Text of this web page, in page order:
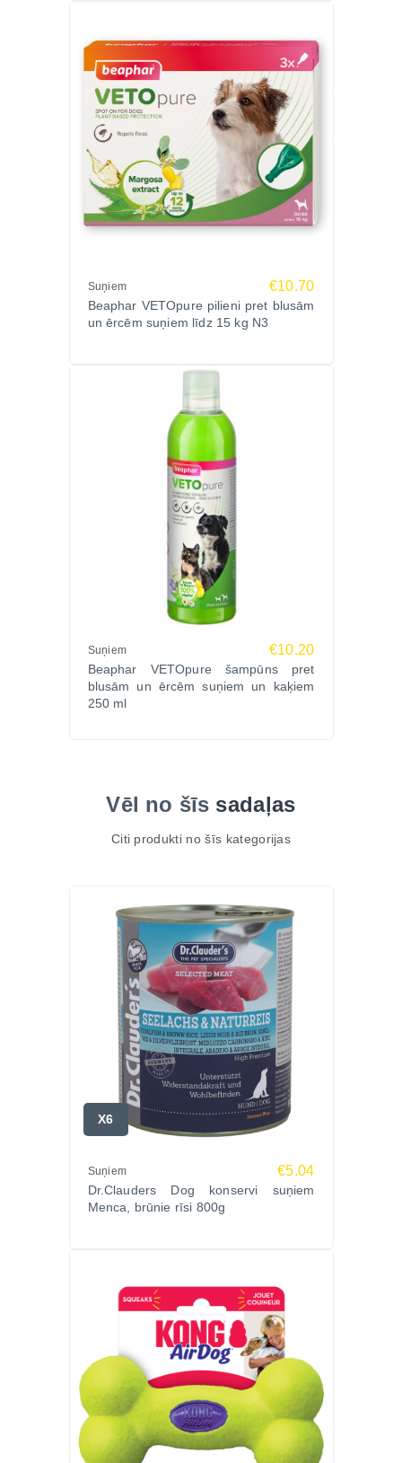
Suņiem €10.70
Beaphar VETOpure pilieni pret blusām
un ērcēm suņiem līdz 15 kg N3
Suņiem €10.20
Beaphar VETOpure šampūns pret
blusām un ērcēm suņiem un kaķiem
250 ml
Vēl no šīs sadaļas
Citi produkti no šīs kategorijas
X6
Suņiem €5.04
Dr.Clauders Dog konservi suņiem
Menca, brūnie rīsi 800g